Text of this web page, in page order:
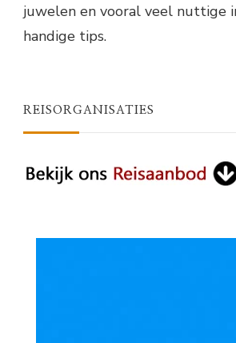
juwelen en vooral veel nuttige
handige tips.
REISORGANISATIES